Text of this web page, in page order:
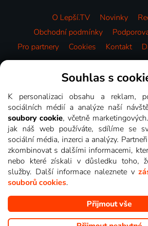
O Lepší.TV Novinky
Obchodní podmínky
Pro partnery
Cookies Kontakt
Videotéka
Copyright © goNET s.r.o. Na tomto webu
obrázky z pořadů TV stanic, které můžete
Souhlas s
K personalizaci obsahu a reklam,
sociálních médií a analýze naší
soubory cookie, včetně
jak náš web používáte, sdílíme se
sociální média, inzerci a analýzy.
zkombinovat s dalšími informacemi,
nebo které získali v důsledku toho,
služby. Další informace naleznete v
souborů cookies.
Přijmout vše